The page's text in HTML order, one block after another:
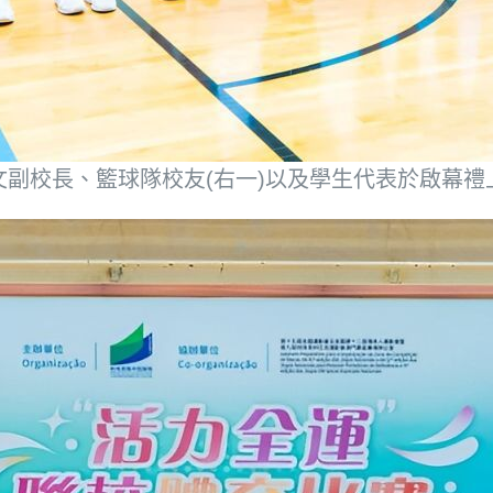
副校長、籃球隊校友(右一)以及學生代表於啟幕禮